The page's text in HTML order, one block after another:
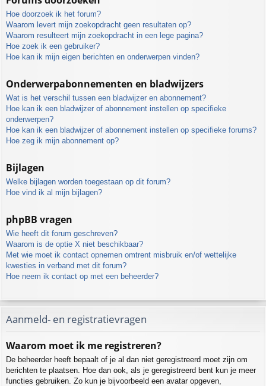
Hoe doorzoek ik het forum?
Waarom levert mijn zoekopdracht geen resultaten op?
Waarom resulteert mijn zoekopdracht in een lege pagina?
Hoe zoek ik een gebruiker?
Hoe kan ik mijn eigen berichten en onderwerpen vinden?
Onderwerpabonnementen en bladwijzers
Wat is het verschil tussen een bladwijzer en abonnement?
Hoe kan ik een bladwijzer of abonnement instellen op specifieke
onderwerpen?
Hoe kan ik een bladwijzer of abonnement instellen op specifieke forums?
Hoe zeg ik mijn abonnement op?
Bijlagen
Welke bijlagen worden toegestaan op dit forum?
Hoe vind ik al mijn bijlagen?
phpBB vragen
Wie heeft dit forum geschreven?
Waarom is de optie X niet beschikbaar?
Met wie moet ik contact opnemen omtrent misbruik en/of wettelijke
kwesties in verband met dit forum?
Hoe neem ik contact op met een beheerder?
Aanmeld- en registratievragen
Waarom moet ik me registreren?
De beheerder heeft bepaalt of je al dan niet geregistreerd moet zijn om
berichten te plaatsen. Hoe dan ook, als je geregistreerd bent kun je meer
functies gebruiken. Zo kun je bijvoorbeeld een avatar opgeven,